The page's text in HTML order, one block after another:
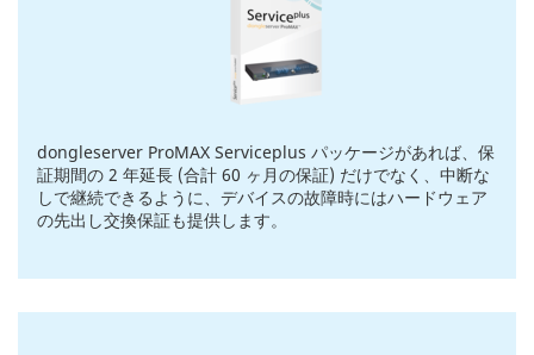
dongleserver ProMAX Serviceplus パッケージがあれば、保
証期間の 2 年延長 (合計 60 ヶ月の保証) だけでなく、中断な
しで継続できるように、デバイスの故障時にはハードウェア
の先出し交換保証も提供します。